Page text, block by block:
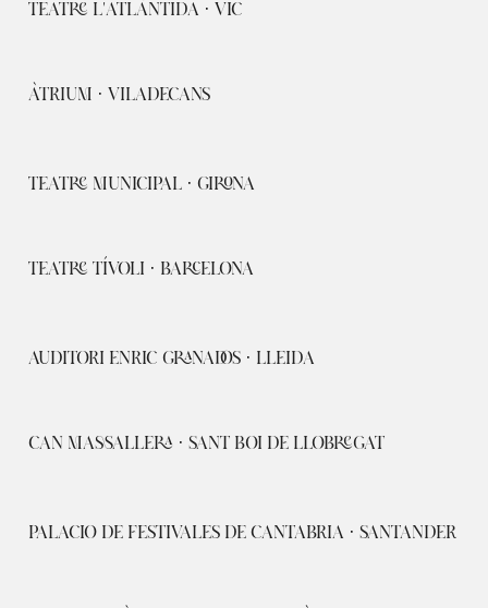
TEATRE L'ATLÀNTIDA · VIC
ÀTRIUM · VILADECANS
TEATRE MUNICIPAL · GIRONA
TEATRE TÍVOLI · BARCELONA
AUDITORI ENRIC GRANADOS · LLEIDA
CAN MASSALLERA · SANT BOI DE LLOBREGAT
PALACIO DE FESTIVALES DE CANTABRIA · SANTANDER